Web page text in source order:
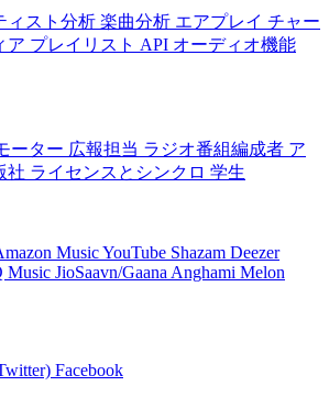
ィスト分析 楽曲分析 エアプレイ チャー
ア プレイリスト API オーディオ機能
ーター 広報担当 ラジオ番組編成者 ア
社 ライセンスとシンクロ 学生
MusicYouTube Shazam Deezer
Music JioSaavn/Gaana Anghami Melon
Facebook